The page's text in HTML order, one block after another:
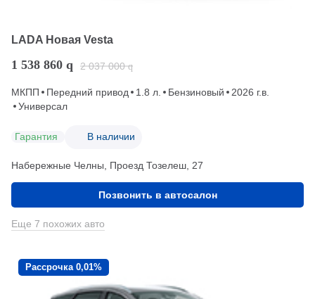
LADA Новая Vesta
1 538 860 q 2 037 000 q
МКПП Передний привод 1.8 л. Бензиновый
2026 г.в.
Универсал
Гарантия В наличии
Набережные Челны, Проезд ​Тозелеш, 27
Позвонить в автосалон
Еще 7 похожих авто
Рассрочка 0,01%